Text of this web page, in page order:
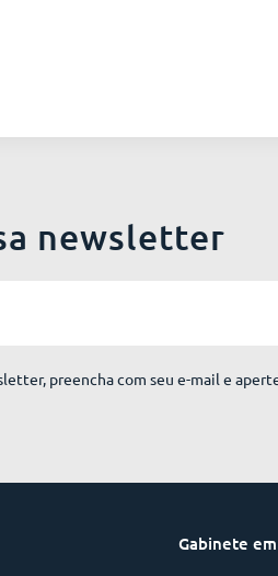
newsletter
preencha com seu e-mail e
Gabinete